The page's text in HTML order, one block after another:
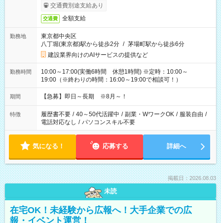
交通費別途支給あり
交通費 全額支給
勤務地
東京都中央区
八丁堀(東京都)駅から徒歩2分 / 茅場町駅から徒歩6分
建設業界向けのAIサービスの提供など
勤務時間
10:00～17:00(実働6時間 休憩1時間) ※定時：10:00～
19:00（※終わりの時間：16:00～19:00で相談可！）
期間 【急募】即日～長期 ※8月～！
特徴 履歴書不要 / 40～50代活躍中 / 副業・WワークOK / 服装自由 /
電話対応なし / パソコンスキル不要
気になる！ 応募する 詳細へ
掲載日：2026.08.03
未読
在宅OK！未経験から広報へ！大手企業での広
報・イベント運営！